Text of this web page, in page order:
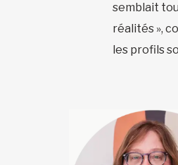
semblait
réalités »,
les profils